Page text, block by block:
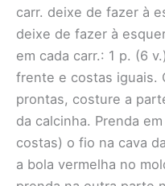
carr. deixe de fazer à
deixe de fazer à
em cada carr.: 1 p. (6
frente e costas iguais.
prontas, costure a
da calcinha. Prenda
costas) o fio na cava
a bola vermelha no